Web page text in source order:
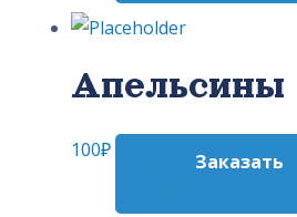
Апельсины
100₽ Заказать